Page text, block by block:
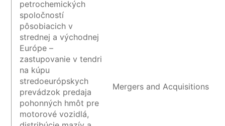
petrochemických
spoločností
pôsobiacich v
strednej a východnej
Európe –
zastupovanie v tendri
na kúpu
stredoeurópskych
prevádzok predaja
pohonných hmôt pre
motorové vozidlá,
Mergers and Acquisitions